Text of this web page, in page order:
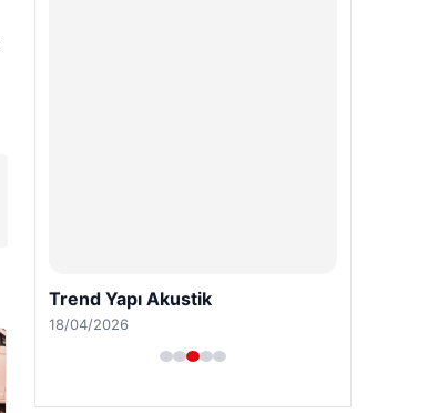
Trend Yapı Akustik
18/04/2026